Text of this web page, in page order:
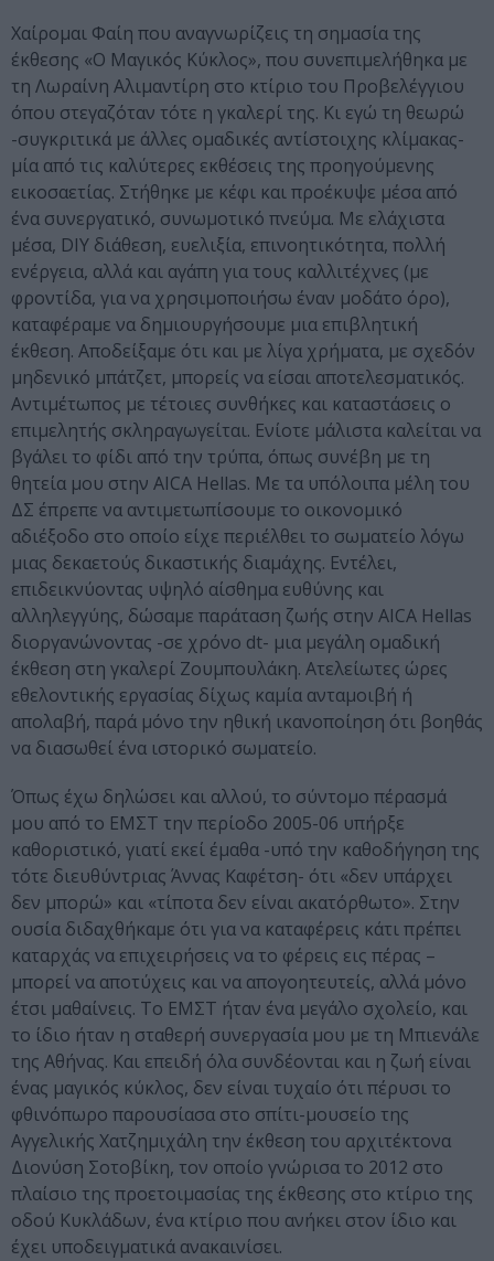
Χαίρομαι Φαίη που αναγνωρίζεις τη σημασία της
έκθεσης «Ο Μαγικός Κύκλος», που συνεπιμελήθηκα με
τη Λωραίνη Αλιμαντίρη στο κτίριο του Προβελέγγιου
όπου στεγαζόταν τότε η γκαλερί της. Κι εγώ τη θεωρώ
-συγκριτικά με άλλες ομαδικές αντίστοιχης κλίμακας-
μία από τις καλύτερες εκθέσεις της προηγούμενης
εικοσαετίας. Στήθηκε με κέφι και προέκυψε μέσα από
ένα συνεργατικό, συνωμοτικό πνεύμα. Με ελάχιστα
μέσα, DIY διάθεση, ευελιξία, επινοητικότητα, πολλή
ενέργεια, αλλά και αγάπη για τους καλλιτέχνες (με
φροντίδα, για να χρησιμοποιήσω έναν μοδάτο όρο),
καταφέραμε να δημιουργήσουμε μια επιβλητική
έκθεση. Αποδείξαμε ότι και με λίγα χρήματα, με σχεδόν
μηδενικό μπάτζετ, μπορείς να είσαι αποτελεσματικός.
Αντιμέτωπος με τέτοιες συνθήκες και καταστάσεις ο
επιμελητής σκληραγωγείται. Ενίοτε μάλιστα καλείται να
βγάλει το φίδι από την τρύπα, όπως συνέβη με τη
θητεία μου στην AICA Hellas. Με τα υπόλοιπα μέλη του
ΔΣ έπρεπε να αντιμετωπίσουμε το οικονομικό
αδιέξοδο στο οποίο είχε περιέλθει το σωματείο λόγω
μιας δεκαετούς δικαστικής διαμάχης. Εντέλει,
επιδεικνύοντας υψηλό αίσθημα ευθύνης και
αλληλεγγύης, δώσαμε παράταση ζωής στην AICA Hellas
διοργανώνοντας -σε χρόνο dt- μια μεγάλη ομαδική
έκθεση στη γκαλερί Ζουμπουλάκη. Ατελείωτες ώρες
εθελοντικής εργασίας δίχως καμία ανταμοιβή ή
απολαβή, παρά μόνο την ηθική ικανοποίηση ότι βοηθάς
να διασωθεί ένα ιστορικό σωματείο.
Όπως έχω δηλώσει και αλλού, το σύντομο πέρασμά
μου από το ΕΜΣΤ την περίοδο 2005-06 υπήρξε
καθοριστικό, γιατί εκεί έμαθα -υπό την καθοδήγηση της
τότε διευθύντριας Άννας Καφέτση- ότι «δεν υπάρχει
δεν μπορώ» και «τίποτα δεν είναι ακατόρθωτο». Στην
ουσία διδαχθήκαμε ότι για να καταφέρεις κάτι πρέπει
καταρχάς να επιχειρήσεις να το φέρεις εις πέρας –
μπορεί να αποτύχεις και να απογοητευτείς, αλλά μόνο
έτσι μαθαίνεις. Το ΕΜΣΤ ήταν ένα μεγάλο σχολείο, και
το ίδιο ήταν η σταθερή συνεργασία μου με τη Μπιενάλε
της Αθήνας. Και επειδή όλα συνδέονται και η ζωή είναι
ένας μαγικός κύκλος, δεν είναι τυχαίο ότι πέρυσι το
φθινόπωρο παρουσίασα στο σπίτι-μουσείο της
Αγγελικής Χατζημιχάλη την έκθεση του αρχιτέκτονα
Διονύση Σοτοβίκη, τον οποίο γνώρισα το 2012 στο
πλαίσιο της προετοιμασίας της έκθεσης στο κτίριο της
οδού Κυκλάδων, ένα κτίριο που ανήκει στον ίδιο και
έχει υποδειγματικά ανακαινίσει.